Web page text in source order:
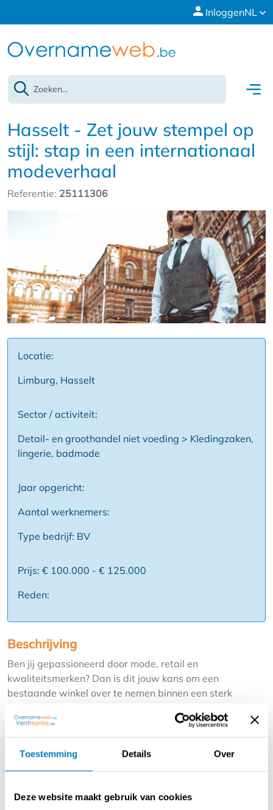
Toestemming Details Over
Deze website maakt gebruik van cookies
InloggenNL
Hasselt - Zet jouw stempel op
stijl: stap in een internationaal
modeverhaal
Referentie: 25111306
Locatie:
Limburg, Hasselt
Sector / activiteit:
Detail- en groothandel niet voeding > Kledingzaken,
lingerie, badmode
Jaar opgericht:
Aantal werknemers:
Type bedrijf: BV
Prijs: € 100.000 - € 125.000
Reden:
Beschrijving
Ben jij gepassioneerd door mode, retail en
kwaliteitsmerken? Dan is dit jouw kans om een
bestaande winkel over te nemen binnen een sterk
Dit premium kledingmerk combineert tijdloze elegantie
met een casual sportieve uitstraling.
klantenbasis.